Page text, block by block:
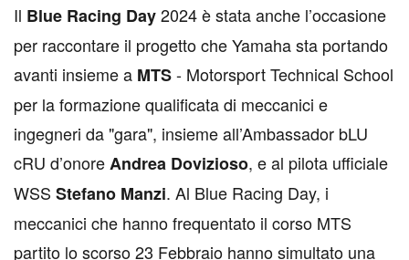
Il Blue Racing Day2024 è stata anche l’occasione
per raccontare il progetto che Yamaha sta portando
avanti insieme a MTS- Motorsport Technical School
per la formazione qualificata di meccanici e
ingegneri da "gara", insieme all’Ambassador bLU
cRU d’onoreAndrea Dovizioso, e al pilota ufficiale
WSS Stefano Manzi. Al Blue Racing Day, i
meccanici che hanno frequentato il corso MTS
partito lo scorso 23 Febbraio hanno simultato una